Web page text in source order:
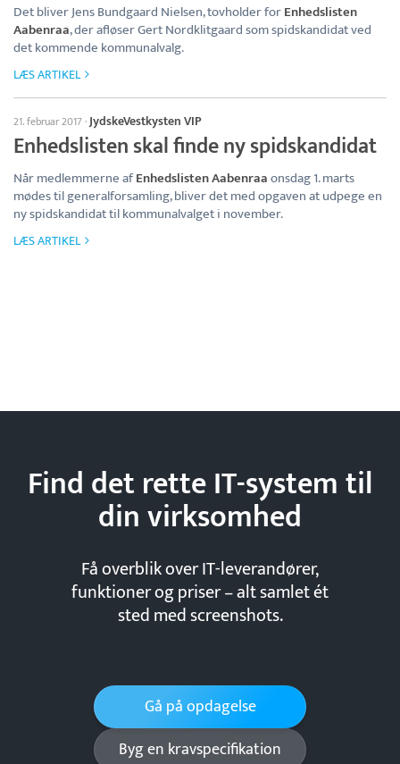
Det bliver Jens Bundgaard Nielsen, tovholder forEnhedslisten
Aabenraa, der afløser Gert Nordklitgaard som spidskandidat ved
det kommende kommunalvalg.
LÆS ARTIKEL
21. februar 2017·JydskeVestkysten VIP
Enhedslisten skal finde ny spidskandidat
Når medlemmerne afEnhedslisten Aabenraaonsdag 1. marts
mødes til generalforsamling, bliver det med opgaven at udpege en
ny spidskandidat til kommunalvalget i november.
LÆS ARTIKEL
Find det rette IT-system til
dinvirksomhed
Få overblik over IT-leverandører,
funktioner og priser – alt samlet ét
sted med screenshots.
Gå på opdagelse
Byg en kravspecifikation